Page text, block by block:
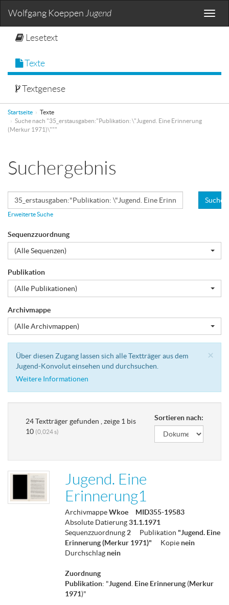
Toggle
Wolfgang Koeppen Jugend
Lesetext
Texte
Textgenese
Startseite
Texte
Suche nach "35_erstausgaben:"Publikation: \"Jugend. Eine Erinnerung
(Merkur 1971)\"""
Suchergebnis
Suchen
Erweiterte Suche
Sequenzzuordnung
(Alle Sequenzen)
Publikation
(Alle Publikationen)
Archivmappe
(Alle Archivmappen)
×
Über diesen Zugang lassen sich alle Textträger aus dem
Jugend-Konvolut einsehen und durchsuchen.
Weitere Informationen
24 Textträger gefunden , zeige 1 bis
10 (0,024 s)
Sortieren nach:
Jugend. Eine
Erinnerung1
ArchivmappeWkoe
MID355-19583
Absolute Datierung31.1.1971
Sequenzzuordnung 2 Publikation "Jugend. Eine
Erinnerung (Merkur 1971)"
Kopie nein
Durchschlag nein
Zuordnung
Publikation: "Jugend Eine Erinnerung (Merkur
1971)"